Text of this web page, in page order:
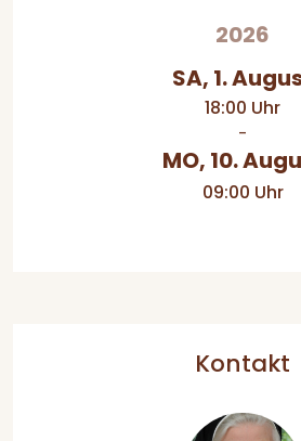
2026
SA, 1.
18:00 Uhr
-
MO, 10.
09:00 Uhr
Kontakt